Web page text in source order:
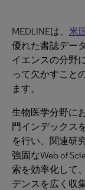
MEDLINEは、 米
優れた書誌デー
イエンスの分野
って欠かすこと
ます。
生物医学分野に
門インデックス
を行い、関連研
強固なWeb of
索を効率化して、
デンスを 広く 収